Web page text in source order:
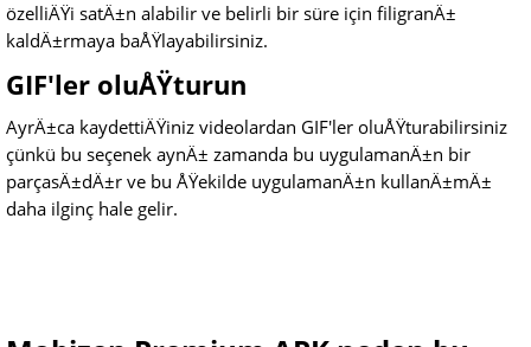
özelliÄŸi satÄ±n alabilir ve belirli bir süre için filigranÄ±
kaldÄ±rmaya baÅŸlayabilirsiniz.
GIF'ler oluÅŸturun
AyrÄ±ca kaydettiÄŸiniz videolardan GIF'ler oluÅŸturabilirsiniz
çünkü bu seçenek aynÄ± zamanda bu uygulamanÄ±n bir
parçasÄ±dÄ±r ve bu ÅŸekilde uygulamanÄ±n kullanÄ±mÄ±
daha ilginç hale gelir.